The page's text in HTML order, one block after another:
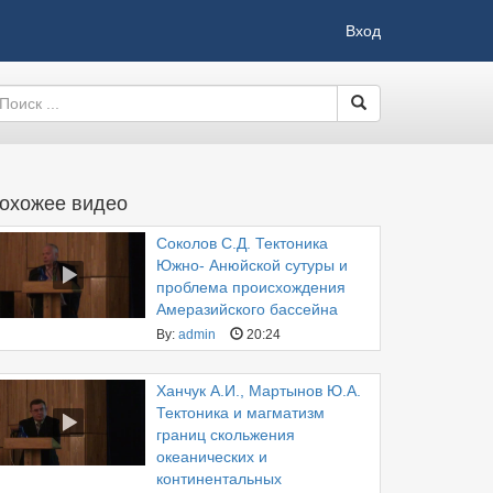
Вход
видео
Соколов С.Д. Тектоника
Южно- Анюйской сутуры и
проблема происхождения
Амеразийского бассейна
By: admin 20:24
Ханчук А.И., Мартынов Ю.А.
Тектоника и магматизм
границ скольжения
океанических и
континентальных